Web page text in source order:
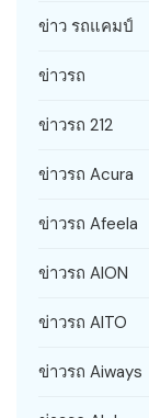
ข่าว รถแคมป์
ข่าวรถ
ข่าวรถ 212
ข่าวรถ Acura
ข่าวรถ Afeela
ข่าวรถ AION
ข่าวรถ AITO
ข่าวรถ Aiways